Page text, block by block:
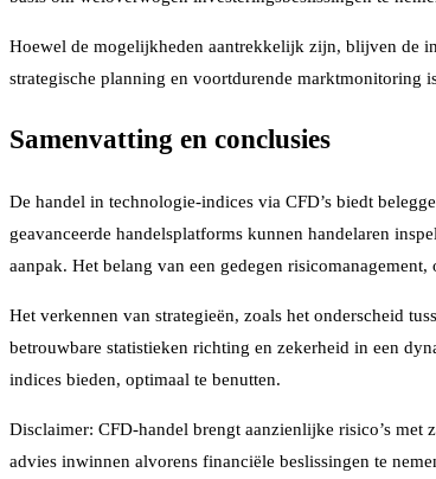
Hoewel de mogelijkheden aantrekkelijk zijn, blijven de
strategische planning en voortdurende marktmonitoring
Samenvatting en conclusies
De handel in technologie-indices via CFD’s biedt
geavanceerde handelsplatforms kunnen handelaren
aanpak. Het belang van een gedegen
Het verkennen van strategieën, zoals het onderscheid
betrouwbare statistieken richting en zekerheid in een
indices bieden, optimaal te benutten.
Disclaimer: CFD-handel brengt aanzienlijke risico’s
advies inwinnen alvorens financiële beslissingen te